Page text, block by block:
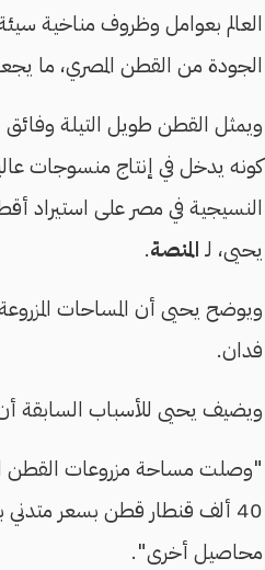
العالم بعوامل وظروف مناخية
الجودة من القطن المصري، ما
ويمثل القطن طويل التيلة
كونه يدخل في إنتاج منسوجات
النسيجية في مصر على استيراد
يحيى، لـ المنصة.
فدان.
ويضيف يحيى للأسباب السابقة
محاصيل أخرى".